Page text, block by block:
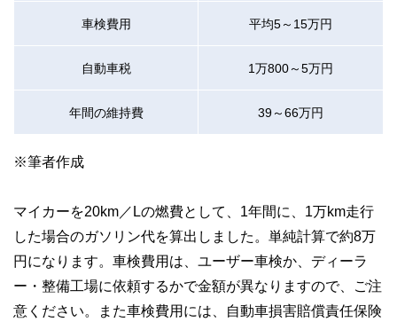
車検費用 平均5～15万円
自動車税 1万800～5万円
年間の維持費 39～66万円
※筆者作成
マイカーを20km／Lの燃費として、1年間に、1万km走行
した場合のガソリン代を算出しました。単純計算で約8万
円になります。車検費用は、ユーザー車検か、ディーラ
ー・整備工場に依頼するかで金額が異なりますので、ご注
意ください。また車検費用には、自動車損害賠償責任保険